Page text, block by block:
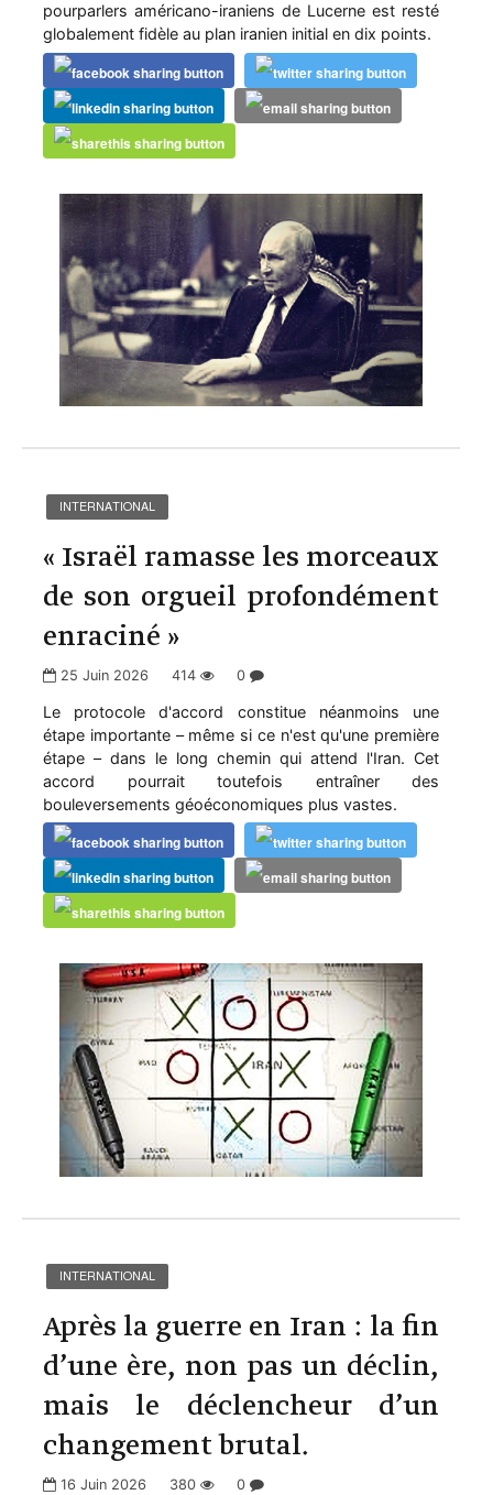
pourparlers américano-iraniens de Lucerne est resté
globalement fidèle au plan iranien initial en dix points.
INTERNATIONAL
« Israël ramasse les morceaux
de son orgueil profondément
enraciné »
25 Juin 2026 414 0
Le protocole d'accord constitue néanmoins une
étape importante – même si ce n'est qu'une première
étape – dans le long chemin qui attend l'Iran. Cet
accord pourrait toutefois entraîner des
bouleversements géoéconomiques plus vastes.
INTERNATIONAL
Après la guerre en Iran : la fin
d’une ère, non pas un déclin,
mais le déclencheur d’un
changement brutal.
16 Juin 2026 380 0